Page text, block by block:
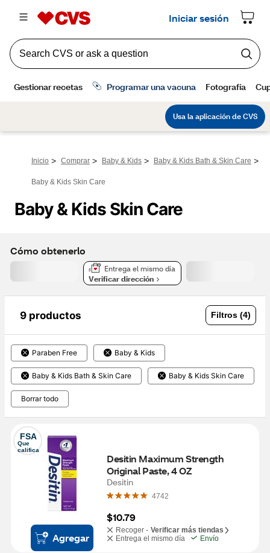
Inicio > Comprar > Baby & Kids > Baby & Kids Bath & Skin Care >
Baby & Kids Skin Care
Baby & Kids Skin Care
Cómo obtenerlo
Entrega el mismo día
Verificar dirección
9 productos Filtros (4)
Paraben Free Baby & Kids
Baby & Kids Bath & Skin Care Baby & Kids Skin Care
Borrar todo
FSA
Que
califica
Agregar
Desitin Maximum Strength
Original Paste, 4 OZ
Desitin
4742
$10.79
Recoger - Verificar más tiendas
Entrega el mismo día
Envío